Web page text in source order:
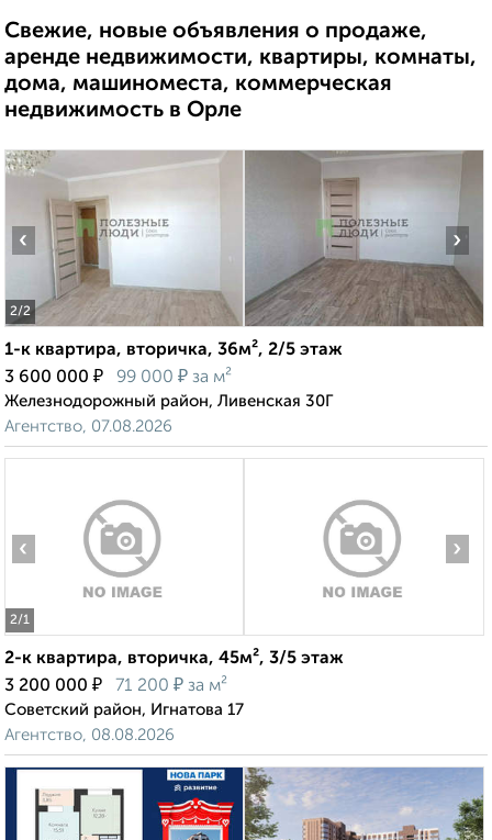
Свежие, новые объявления о продаже,
аренде недвижимости, квартиры, комнаты,
дома, машиноместа, коммерческая
недвижимость в Орле
2/2
‹ ›
1-к квартира, вторичка, 36м², 2/5 этаж
3 600 000 ₽ 99 000 ₽ за м²
Железнодорожный район, Ливенская 30Г
Агентство, 07.08.2026
2/1
‹ ›
2-к квартира, вторичка, 45м², 3/5 этаж
3 200 000 ₽ 71 200 ₽ за м²
Советский район, Игнатова 17
Агентство, 08.08.2026